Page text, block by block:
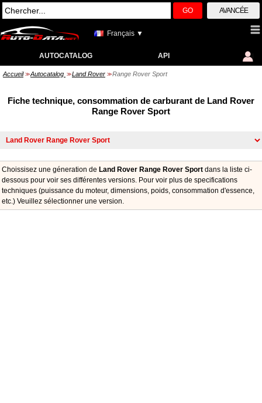
GO AVANCÉE
Français ▼
AUTOCATALOG API
Accueil >> Autocatalog >> Land Rover >> Range Rover Sport
Fiche technique, consommation de carburant de Land Rover
Range Rover Sport
Choissisez une géneration de Land Rover Range Rover Sport dans la liste ci-
dessous pour voir ses différentes versions. Pour voir plus de specifications
techniques (puissance du moteur, dimensions, poids, consommation d'essence,
etc.) Veuillez sélectionner une version.